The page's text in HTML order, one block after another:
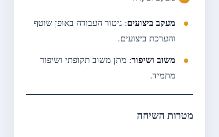
מעקב ביצועים: ניטור העבודה באופן שוטף
והערכת ביצועים.
משוב ושיפור: מתן משוב תקופתי ושיפור
מתמיד.
מטרות השיחה